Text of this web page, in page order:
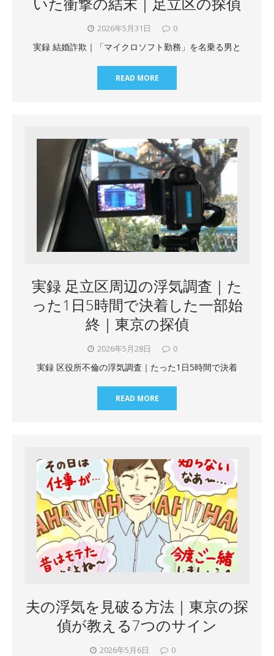
2026年5月31日 0
実録 結婚詐欺｜「マイクロソフト勤務」を名乗る男と
READ MORE
実録 足立区周辺の浮気調査｜た
った1日5時間で決着した一部始
終｜東京の探偵
2026年5月28日 0
実録 区役所不倫の浮気調査｜たった1日5時間で決着
READ MORE
夫の浮気を見破る方法｜東京の探
偵が教える7つのサイン
2026年5月6日 0